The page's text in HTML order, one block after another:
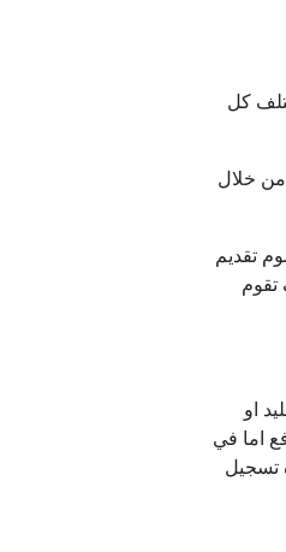
كل
من خلال
تقديم
تقوم
او
اما في
تسجيل